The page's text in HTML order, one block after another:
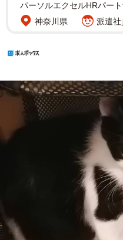
パーソルエクセルHRパー
神奈川県
派遣